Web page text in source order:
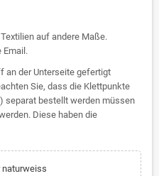
auf andere Maße.
Email.
an der Unterseite gefertigt
Sie, dass die Klettpunkte
separat bestellt werden müssen
Diese haben die